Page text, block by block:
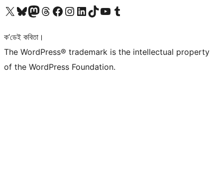
আমাৰ X (আগৰ Twitter) একাউণ্টলৈ যাওকআমাৰ Bluesky একাউণ্টলৈ যাওকআমাৰ Mastodon একাউণ্টলৈ যাওকআমাৰ Threads একাউণ্টলৈ যাওকআমাৰ Facebook পৃষ্ঠালৈ যাওকআমাৰ Instagram একাউণ্টলৈ যাওকআমাৰ LinkedIn একাউণ্টলৈ যাওকআমাৰ TikTok একাউণ্টলৈ যাওকআমাৰ YouTube চেনেললৈ যাওকআমাৰ Tumblr একাউণ্টলৈ যাওক
ক’ডেই কবিতা।
The WordPress® trademark is the intellectual property
of the WordPress Foundation.